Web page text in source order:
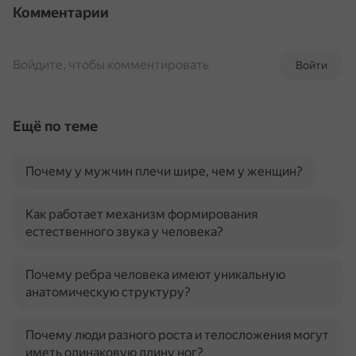
Комментарии
Войти
Войдите, чтобы комментировать
Ещё по теме
Почему у мужчин плечи шире, чем у женщин?
Как работает механизм формирования
естественного звука у человека?
Почему ребра человека имеют уникальную
анатомическую структуру?
Почему люди разного роста и телосложения могут
иметь одинаковую длину ног?